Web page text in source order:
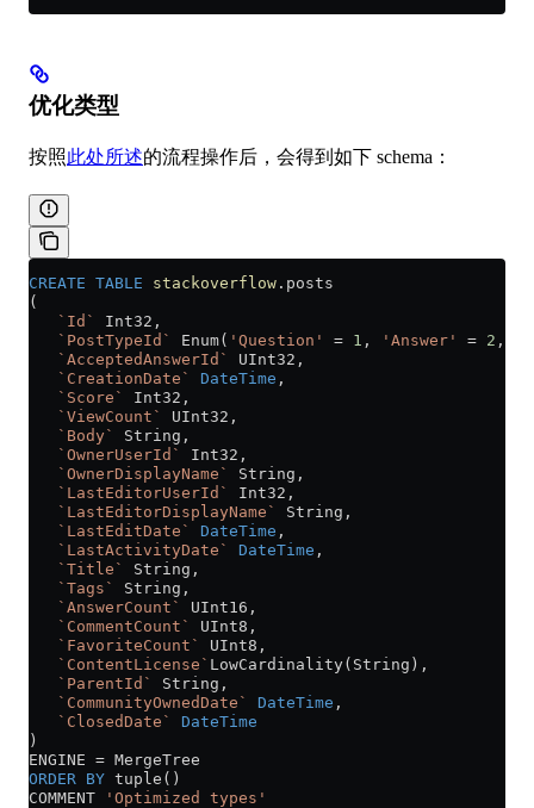
优化类型
按照此处所述的流程操作后，会得到如下 schema：
CREATE TABLE stackoverflow .posts
(
   `Id`
Int32,
   `PostTypeId`
Enum( 'Question' = 1 , 'Answer' = 2 ,
   `AcceptedAnswerId`
UInt32,
   `CreationDate`
DateTime ,
   `Score`
Int32,
   `ViewCount`
UInt32,
   `Body`
String,
   `OwnerUserId`
Int32,
   `OwnerDisplayName`
String,
   `LastEditorUserId`
Int32,
   `LastEditorDisplayName`
String,
   `LastEditDate`
DateTime ,
   `LastActivityDate`
DateTime ,
   `Title`
String,
   `Tags`
String,
   `AnswerCount`
UInt16,
   `CommentCount`
UInt8,
   `FavoriteCount`
UInt8,
   `ContentLicense`
LowCardinality(String),
   `ParentId`
String,
   `CommunityOwnedDate`
DateTime ,
   `ClosedDate`
DateTime
)
ENGINE = MergeTree
ORDER BY tuple()
COMMENT
'Optimized types'